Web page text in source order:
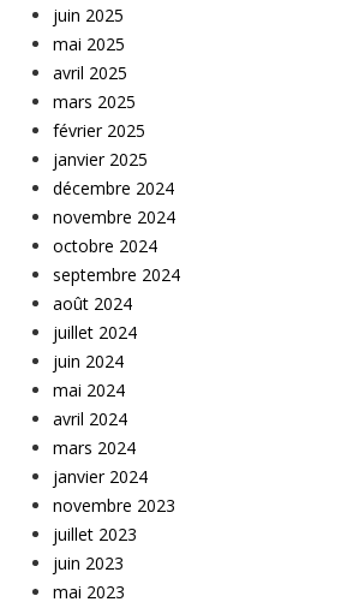
juin 2025
mai 2025
avril 2025
mars 2025
février 2025
janvier 2025
décembre 2024
novembre 2024
octobre 2024
septembre 2024
août 2024
juillet 2024
juin 2024
mai 2024
avril 2024
mars 2024
janvier 2024
novembre 2023
juillet 2023
juin 2023
mai 2023